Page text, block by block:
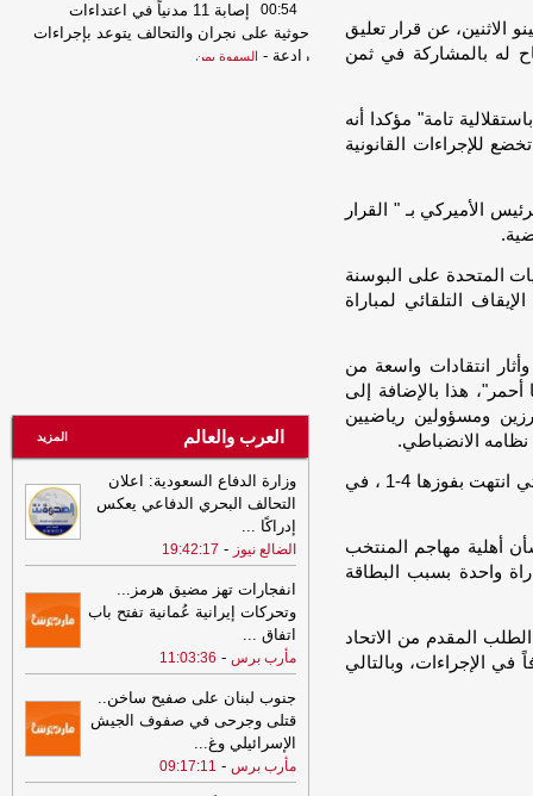
الاثنين، عن قرار تعليق
له بالمشاركة في ثمن
تامة" مؤكدا أنه
للإجراءات القانونية
الأميركي بـ " القرار
المتحدة على البوسنة
عادة الإيقاف التلقائي لمباراة
انتقادات واسعة من
أحمر"، هذا بالإضافة إلى
ومسؤولين رياضيين
الانضباطي.
كما طعنت بلجيكا، قبل مباراتها مع المنتخب الأميركي التي انتهت بفوزها 4-1 ، في
أهلية مهاجم المنتخب
واحدة بسبب البطاقة
المقدم من الاتحاد
الإجراءات، وبالتالي
00:54
إصابة 11 مدنياً في اعتداءات
حوثية على نجران والتحالف يتوعد بإجراءات
رادعة - السهوة يمن
23:34
لإجبارهم على دفع الجبايات..
مليشيا الحوثي تحتجز مزارعي المراوعة
بمحافظة الحديدة-الصهوة يمن
21:53
مشايخ قبائل عبيدة يجددون
تأييدهم للدولة ويعلنون دعم تحركات وزارة
الدفاع في مأرب وحضرموت ويرفضون بياناً
منسوباً للقبيلة-مأرب برس
21:53
مشايخ قبائل عبيدة يجددون
تأييدهم للدولة ويعلنون دعم تحركات وزارة
الدفاع في مأرب وحضرموت ويرفضون بياناً
منسوباً للقبيلة-
21:06
شعب حضرموت يواصل صدارة
الدوري اليمني وتعليق أنشطة الاتحاد في
الحديدة-السهوة يمن
21:06
شعب حضرموت يواصل صدارة
العرب والعالم المزيد
وزارة الدفاع السعودية: اعلان
التحالف البحري الدفاعي يعكس
إدراكًا ...
الضالع نيوز -
19:42:17
انفجارات تهز مضيق هرمز...
وتحركات إيرانية عُمانية تفتح باب
اتفاق ...
مأرب برس -
11:03:36
جنوب لبنان على صفيح ساخن..
قتلى وجرحى في صفوف الجيش
الإسرائيلي وغ...
مأرب برس -
09:17:11